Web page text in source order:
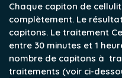
Chaque capiton de
complètement. Le
capitons. Le traitement
entre 30 minutes et 1
nombre de capitons à
traitements (voir ci-